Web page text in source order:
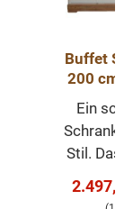
Buffet
200 cm
Ein
Schrank
Stil. Das